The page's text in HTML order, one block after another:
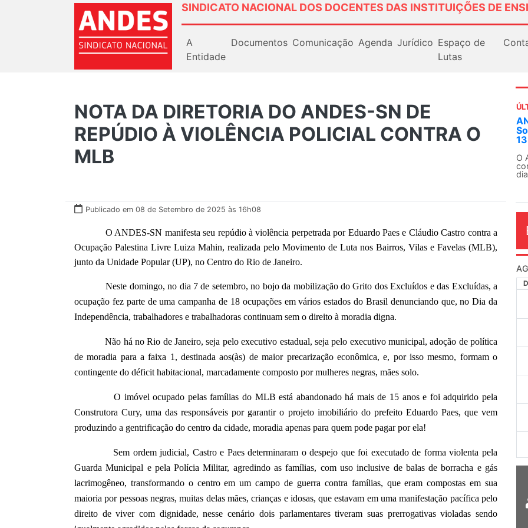
SINDICATO NACIONAL DOS DOCENTES DAS INSTITUIÇÕES DE
A
Entidade
Documentos Comunicação Agenda Jurídico Espaço de
Lutas
NOTA DA DIRETORIA DO ANDES-SN DE
REPÚDIO À VIOLÊNCIA POLICIAL CONTRA O
MLB
Publicado em 08 de Setembro de 2025 às 16h08
O ANDES-SN manifesta seu repúdio à violência perpetrada por Eduardo Paes e Cláudio Castro contra a
Ocupação Palestina Livre Luiza Mahin, realizada pelo Movimento de Luta nos Bairros, Vilas e Favelas (MLB),
junto da Unidade Popular (UP), no Centro do Rio de Janeiro.
Neste domingo, no dia 7 de setembro, no bojo da mobilização do Grito dos Excluídos e das Excluídas, a
ocupação fez parte de uma campanha de 18 ocupações em vários estados do Brasil denunciando que, no Dia da
Independência, trabalhadores e trabalhadoras continuam sem o direito à moradia digna.
Não há no Rio de Janeiro, seja pelo executivo estadual, seja pelo executivo municipal, adoção de política
de moradia para a faixa 1, destinada aos(às) de maior precarização econômica, e, por isso mesmo, formam o
contingente do déficit habitacional, marcadamente composto por mulheres negras, mães solo.
O imóvel ocupado pelas famílias do MLB está abandonado há mais de 15 anos e foi adquirido pela
Construtora Cury, uma das responsáveis por garantir o projeto imobiliário do prefeito Eduardo Paes, que vem
produzindo a gentrificação do centro da cidade, moradia apenas para quem pode pagar por ela!
Sem ordem judicial, Castro e Paes determinaram o despejo que foi executado de forma violenta pela
Guarda Municipal e pela Polícia Militar, agredindo as famílias, com uso inclusive de balas de borracha e gás
lacrimogêneo, transformando o centro em um campo de guerra contra famílias, que eram compostas em sua
maioria por pessoas negras, muitas delas mães, crianças e idosas, que estavam em uma manifestação pacífica pelo
direito de viver com dignidade, nesse cenário dois parlamentares tiveram suas prerrogativas violadas sendo
O